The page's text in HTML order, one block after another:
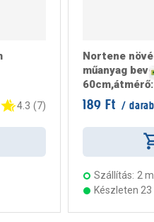
4.3 (7)
Nortene
műanyag
189 Ft / darab
Szállítás: 2
Készleten